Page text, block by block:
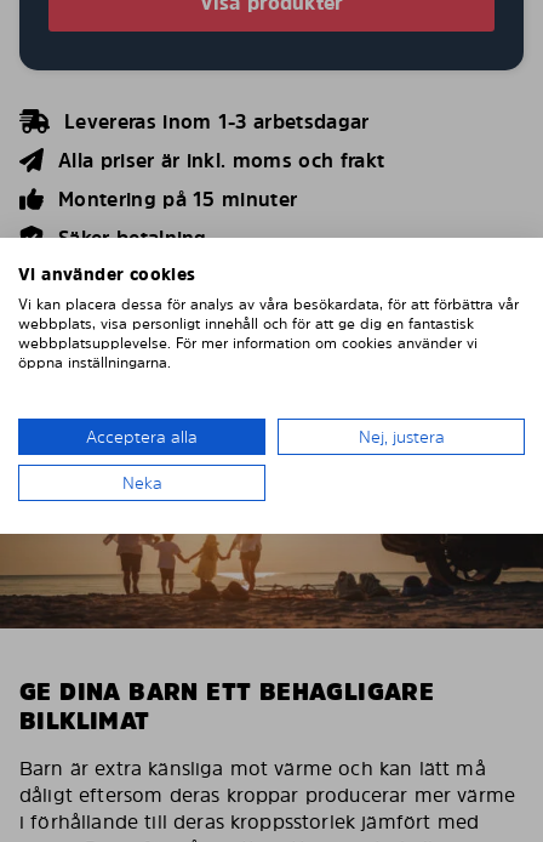
Levereras inom 1-3 arbetsdagar
Alla priser är inkl. moms och frakt
Montering på 15 minuter
Säker betalning
Made in Sweden
GE DINA BARN ETT BEHAGLIGARE
BILKLIMAT
Barn är extra känsliga mot värme och kan lätt må
dåligt eftersom deras kroppar producerar mer värme
i förhållande till deras kroppsstorlek jämfört med
Vi använder cookies
Vi kan placera dessa för analys av våra besökardata, för att förbättra vår
webbplats, visa personligt innehåll och för att ge dig en fantastisk
webbplatsupplevelse. För mer information om cookies använder vi
öppna inställningarna.
Acceptera alla Nej, justera
Neka